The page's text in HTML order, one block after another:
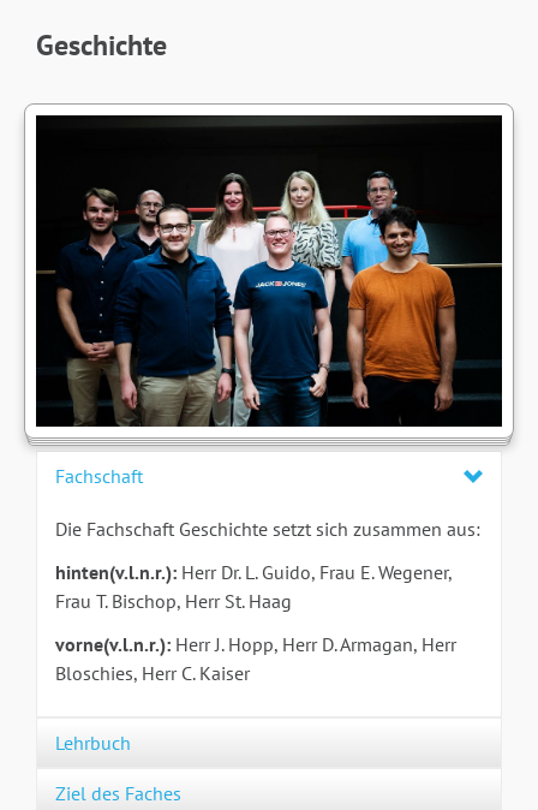
Geschichte
Fachschaft
Die Fachschaft Geschichte setzt sich zusammen aus:
hinten(v.l.n.r.): Herr Dr. L. Guido, Frau E. Wegener,
Frau T. Bischop, Herr St. Haag
vorne(v.l.n.r.): Herr J. Hopp, Herr D. Armagan, Herr
Bloschies, Herr C. Kaiser
Lehrbuch
Ziel des Faches